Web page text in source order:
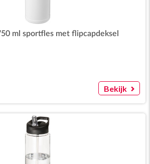
ml sportfles met flipcapdeksel
Bekijk